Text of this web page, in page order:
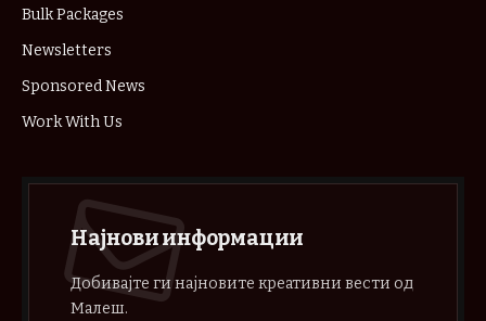
Bulk Packages
Newsletters
Sponsored News
Work With Us
Најнови информации
Добивајте ги најновите креативни вести од
Малеш.